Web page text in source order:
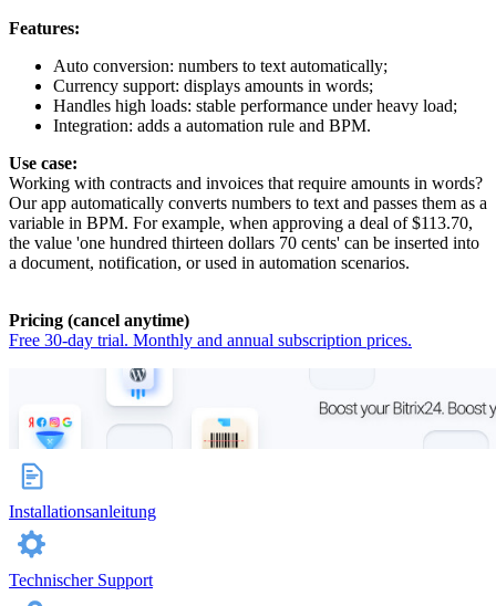
Features:
Auto conversion: numbers to text automatically;
Currency support: displays amounts in words;
Handles high loads: stable performance under heavy load;
Integration: adds a automation rule and BPM.
Use case:
Working with contracts and invoices that require amounts in words?
Our app automatically converts numbers to text and passes them as a
variable in BPM. For example, when approving a deal of $113.70,
the value 'one hundred thirteen dollars 70 cents' can be inserted into
a document, notification, or used in automation scenarios.
Pricing (cancel anytime)
Free 30-day trial. Monthly and annual subscription prices.
Installationsanleitung
Technischer Support